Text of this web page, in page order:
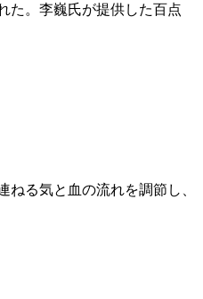
た。李巍氏が提供した百点
る気と血の流れを調節し、